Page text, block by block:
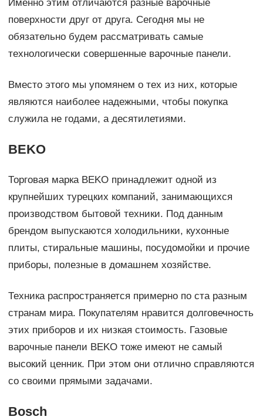
Именно этим отличаются разные варочные
поверхности друг от друга. Сегодня мы не
обязательно будем рассматривать самые
технологически совершенные варочные панели.
Вместо этого мы упомянем о тех из них, которые
являются наиболее надежными, чтобы покупка
служила не годами, а десятилетиями.
BEKO
Торговая марка BEKO принадлежит одной из
крупнейших турецких компаний, занимающихся
производством бытовой техники. Под данным
брендом выпускаются холодильники, кухонные
плиты, стиральные машины, посудомойки и прочие
приборы, полезные в домашнем хозяйстве.
Техника распространяется примерно по ста разным
странам мира. Покупателям нравится долговечность
этих приборов и их низкая стоимость. Газовые
варочные панели BEKO тоже имеют не самый
высокий ценник. При этом они отлично справляются
со своими прямыми задачами.
Bosch